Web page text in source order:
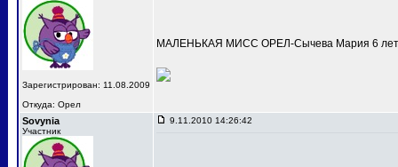
Зарегистрирован: 11.08.2009
Откуда: Орел
МАЛЕНЬКАЯ МИСС ОРЕЛ-Сычева Мария 6
Sovynia
Участник
9.11.2010 14:26:42